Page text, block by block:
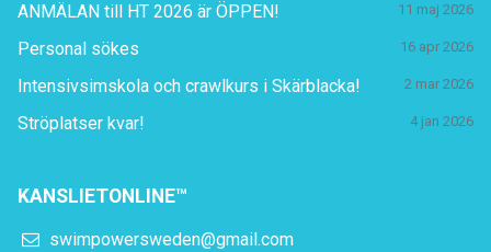
ANMÄLAN till HT 2026 är ÖPPEN! 11 maj 2026
Personal sökes 16 apr 2026
Intensivsimskola och crawlkurs i Skärblacka! 2 mar 2026
Ströplatser kvar! 4 jan 2026
KANSLIETONLINE™
swimpowersweden@gmail.com